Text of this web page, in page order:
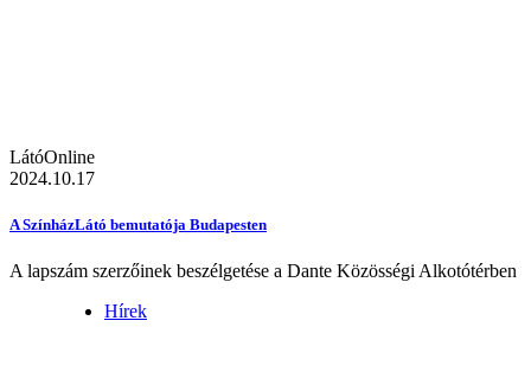
LátóOnline
2024.10.17
A SzínházLátó bemutatója Budapesten
A lapszám szerzőinek beszélgetése a Dante Közösségi Alkotótérben
Hírek